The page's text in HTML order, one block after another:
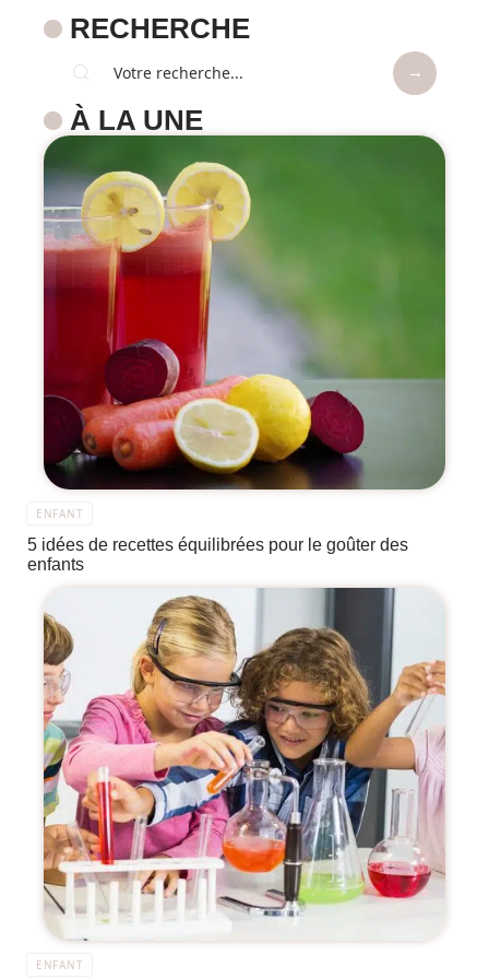
RECHERCHE
À LA UNE
ENFANT
5 idées de recettes équilibrées pour le goûter des
enfants
ENFANT